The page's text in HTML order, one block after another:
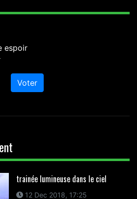
espoir
Voter
trainée lumineuse dans le ciel
12 Dec 2018, 17:25